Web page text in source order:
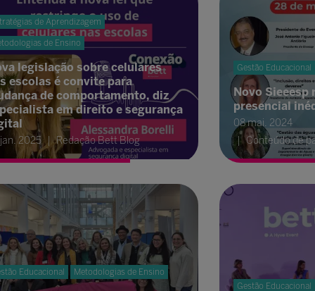
de Aprendizagem
de Ensino
legislação sobre celulares
escolas é convite para
de comportamento, diz
em direito e segurança
2025 Redação Bett Blog
Educacional Metodologias de Ensino
Gestão Educacional
Novo Sieeesp
presencial
08 mai. 2024
Conteúdo de
Gestão Educacional